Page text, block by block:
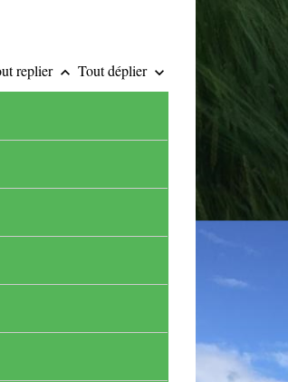
replier keyboard_arrow_up Tout déplier keyboard_arrow_down